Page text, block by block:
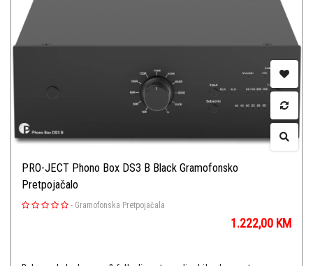
PRO-JECT Phono Box DS3 B Black Gramofonsko
Pretpojačalo
- Gramofonska Pretpojačala
1.222,00 KM